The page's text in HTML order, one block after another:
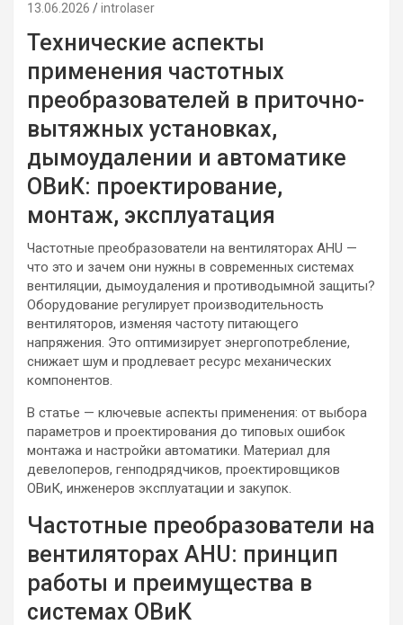
13.06.2026 introlaser
Технические аспекты
применения частотных
преобразователей в приточно-
вытяжных установках,
дымоудалении и автоматике
ОВиК: проектирование,
монтаж, эксплуатация
Частотные преобразователи на вентиляторах AHU —
что это и зачем они нужны в современных системах
вентиляции, дымоудаления и противодымной защиты?
Оборудование регулирует производительность
вентиляторов, изменяя частоту питающего
напряжения. Это оптимизирует энергопотребление,
снижает шум и продлевает ресурс механических
компонентов.
В статье — ключевые аспекты применения: от выбора
параметров и проектирования до типовых ошибок
монтажа и настройки автоматики. Материал для
девелоперов, генподрядчиков, проектировщиков
ОВиК, инженеров эксплуатации и закупок.
Частотные преобразователи на
вентиляторах AHU: принцип
работы и преимущества в
системах ОВиК